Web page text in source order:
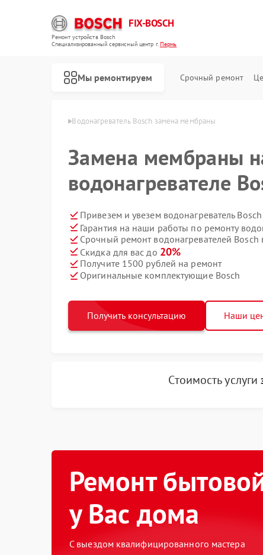
FIX-BOSCH
Ремонт устройств Bosch
Специализированный cервисный центр г.Пермь
Мы ремонтируем Срочный ремонт
Bosch в Перми Водонагреватель Bosch замена мембраны
Замена мембраны
водонагревателе
Привезем и увезем водонагреватель
Гарантия на наши работы по ремонту
Срочный ремонт водонагревателей Bosch
Скидка для вас до 20%
Получите 1500 рублей на ремонт
Оригинальные комплектующие Bosch
Получить консультацию Наши
Стоимость услуги
Ремонт
у Вас дома
С выездом квалифицированного мастера